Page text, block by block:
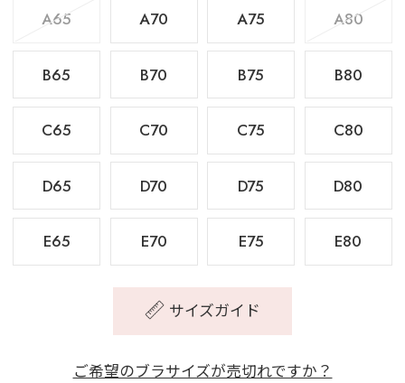
A65
A70 A75 A80
B65 B70 B75 B80
C65 C70 C75 C80
D65 D70 D75 D80
E65 E70 E75 E80
サイズガイド
ご希望のブラサイズが売切れですか？